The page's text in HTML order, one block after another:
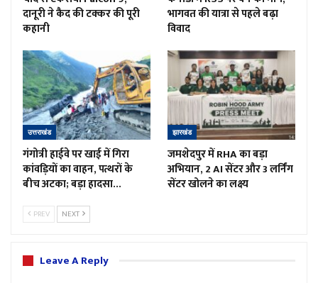
दानूरी ने कैद की टक्कर की पूरी
कहानी
भागवत की यात्रा से पहले बढ़ा
विवाद
उत्तराखंड
गंगोत्री हाईवे पर खाई में गिरा
कांवड़ियों का वाहन, पत्थरों के
बीच अटका; बड़ा हादसा…
झारखंड
जमशेदपुर में RHA का बड़ा
अभियान, 2 AI सेंटर और 3 लर्निंग
सेंटर खोलने का लक्ष्य
PREV NEXT
Leave A Reply